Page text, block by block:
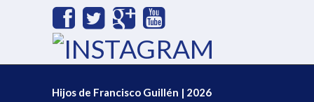
Hijos de Francisco Guillén | 2026